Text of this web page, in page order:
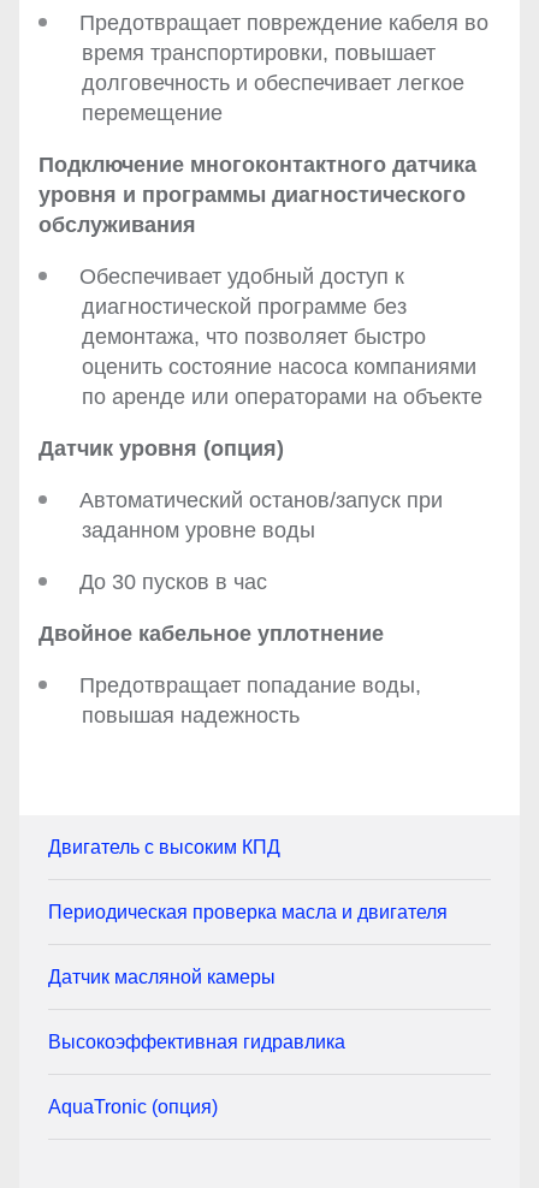
Предотвращает повреждение кабеля во
время транспортировки, повышает
долговечность и обеспечивает легкое
перемещение
Подключение многоконтактного датчика
уровня и программы диагностического
обслуживания
Обеспечивает удобный доступ к
диагностической программе без
демонтажа, что позволяет быстро
оценить состояние насоса компаниями
по аренде или операторами на объекте
Датчик уровня (опция)
Автоматический останов/запуск при
заданном уровне воды
До 30 пусков в час
Двойное кабельное уплотнение
Предотвращает попадание воды,
повышая надежность
Двигатель с высоким КПД
Периодическая проверка масла и двигателя
Датчик масляной камеры
Высокоэффективная гидравлика
AquaTronic (опция)